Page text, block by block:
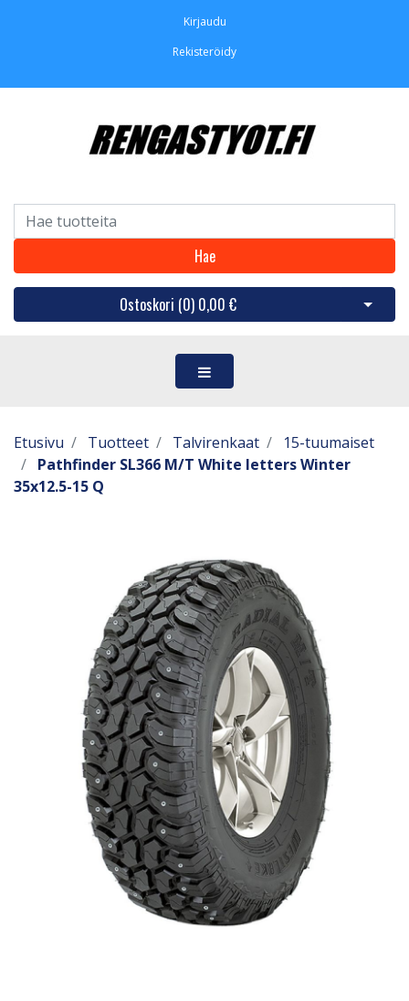
Kirjaudu
Rekisteröidy
Hae
Ostoskori (0) 0,00 € Avaa
Etusivu Tuotteet Talvirenkaat
15-tuumaiset
Pathfinder SL366 M/T White letters Winter
35x12.5-15 Q